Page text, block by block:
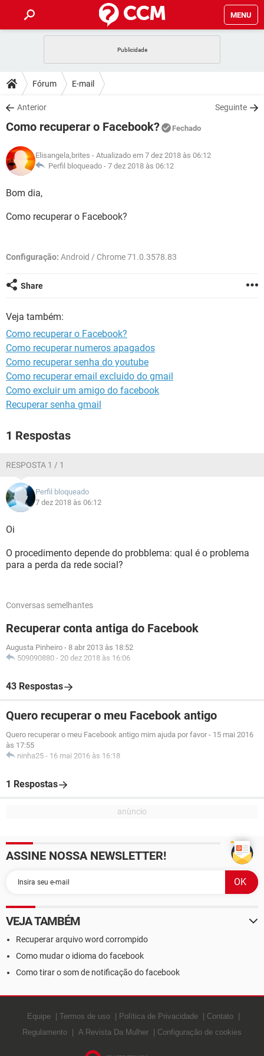
MENU
CELULAR
OUTLOOK
INSTAGRAM GMAIL
GUIA DE COMPRAS
DICAS
JOGOS
INSTAGRAM GMAIL
GUIA DE COMPRAS
DOWNLOADS
JOGOS WHATSAPP
CELULAR
OUTLOOK EXCEL
INSTAGRAM
JOGOS WHATSAPP
CELULAR
OUTLOOK
INSTAGRAM
GLOSSÁRIO
JOGOS
Fórum E-mail
Anterior Seguinte
Como recuperar o Facebook? Fechado
Elisangela,brites - Atualizado em 7 dez 2018 às 06:12
Perfil bloqueado - 7 dez 2018 às 06:12
Bom dia,
Como recuperar o Facebook?
Configuração: Android / Chrome 71.0.3578.83
Share
Veja também:
Como recuperar o Facebook?
Como recuperar numeros apagados
Como recuperar senha do youtube
Como recuperar email excluido do gmail
Como excluir um amigo do facebook
Recuperar senha gmail
1 Respostas
RESPOSTA 1 / 1
Perfil bloqueado
7 dez 2018 às 06:12
Oi
O procedimento depende do probblema: qual é o problema
para a perda da rede social?
Conversas semelhantes
Recuperar conta antiga do Facebook
Augusta Pinheiro - 8 abr 2013 às 18:52
509090880 - 20 dez 2018 às 16:06
43 Respostas
Quero recuperar o meu Facebook antigo
Quero recuperar o meu Facebook antigo mim ajuda por favor - 15 mai 2016
às 17:55
ninha25 - 16 mai 2016 às 16:18
1 Respostas
ASSINE NOSSA NEWSLETTER!
VEJA TAMBÉM
Recuperar arquivo word corrompido
Como mudar o idioma do facebook
Como tirar o som de notificação do facebook
Equipe Termos de uso Política de Privacidade
Contato
Regulamento
A Revista Da Mulher Configuração de cookies